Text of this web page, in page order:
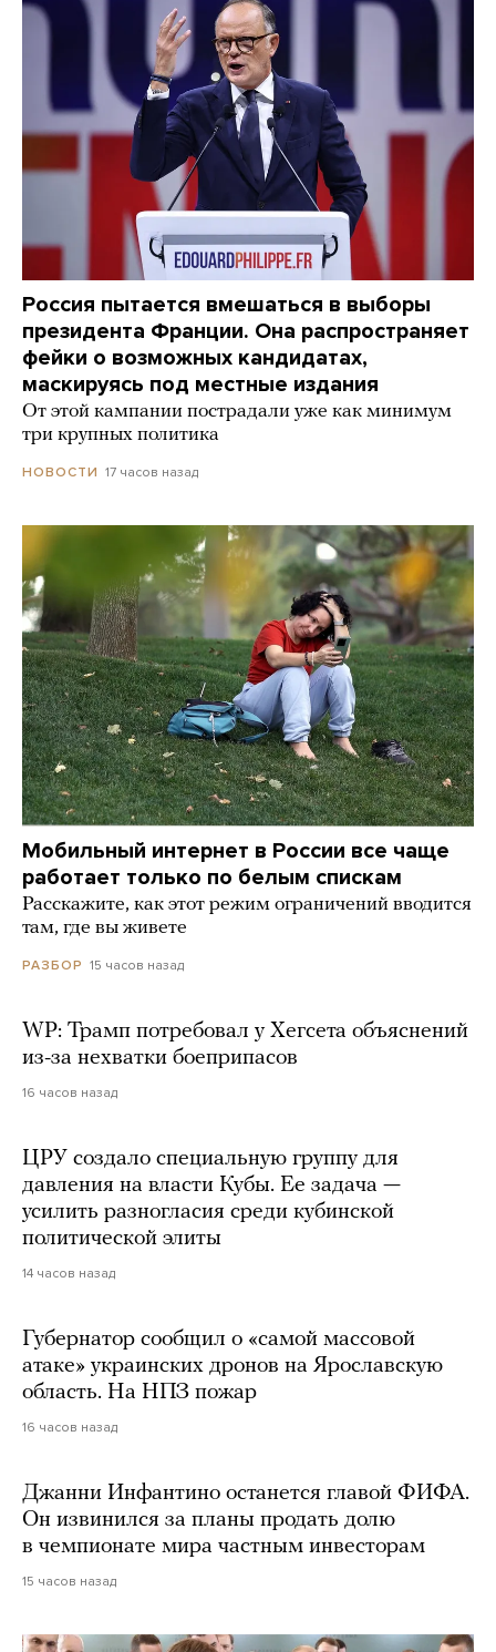
Россия пытается вмешаться в выборы
президента Франции. Она распространяет
фейки о возможных кандидатах,
маскируясь под местные издания
От этой кампании пострадали уже как минимум
три крупных политика
НОВОСТИ 17 часов назад
Мобильный интернет в России все чаще
работает только по белым спискам
Расскажите, как этот режим ограничений вводится
там, где вы живете
РАЗБОР 15 часов назад
WP: Трамп потребовал у Хегсета объяснений
из-за нехватки боеприпасов
16 часов назад
ЦРУ создало специальную группу для
давления на власти Кубы. Ее задача —
усилить разногласия среди кубинской
политической элиты
14 часов назад
Губернатор сообщил о «самой массовой
атаке» украинских дронов на Ярославскую
область. На НПЗ пожар
16 часов назад
Джанни Инфантино останется главой ФИФА.
Он извинился за планы продать долю
в чемпионате мира частным инвесторам
15 часов назад